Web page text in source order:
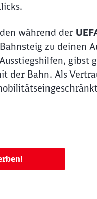
während der
zu deinen
gibst
der Bahn. Als